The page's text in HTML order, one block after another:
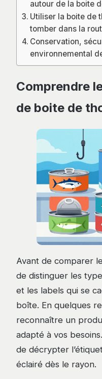
autour de la boite
Utiliser la boite de
tomber dans la
Conservation,
environnemental
Comprendre
de boite de
Avant de comparer
de distinguer les
et les labels qui se
boîte. En quelques
reconnaître un
adapté à vos
de décrypter
éclairé dès le rayon.